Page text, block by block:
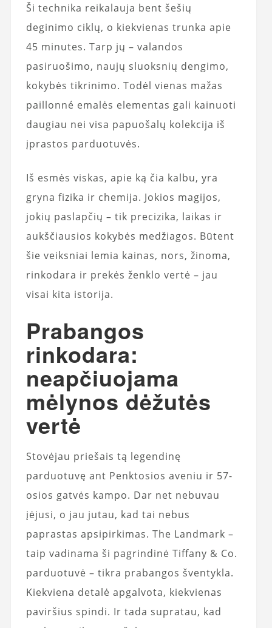
Ši technika reikalauja bent šešių
deginimo ciklų, o kiekvienas trunka apie
45 minutes. Tarp jų – valandos
pasiruošimo, naujų sluoksnių dengimo,
kokybės tikrinimo. Todėl vienas mažas
paillonné emalės elementas gali kainuoti
daugiau nei visa papuošalų kolekcija iš
įprastos parduotuvės.
Iš esmės viskas, apie ką čia kalbu, yra
gryna fizika ir chemija. Jokios magijos,
jokių paslapčių – tik precizika, laikas ir
aukščiausios kokybės medžiagos. Būtent
šie veiksniai lemia kainas, nors, žinoma,
rinkodara ir prekės ženklo vertė – jau
visai kita istorija.
Prabangos
rinkodara:
neapčiuojama
mėlynos dėžutės
vertė
Stovėjau priešais tą legendinę
parduotuvę ant Penktosios aveniu ir 57-
osios gatvės kampo. Dar net nebuvau
įėjusi, o jau jutau, kad tai nebus
paprastas apsipirkimas. The Landmark –
taip vadinama ši pagrindinė Tiffany & Co.
parduotuvė – tikra prabangos šventykla.
Kiekviena detalė apgalvota, kiekvienas
paviršius spindi. Ir tada supratau, kad